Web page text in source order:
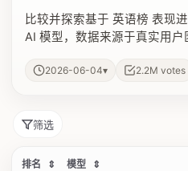
比较并探索基于 英语榜 表现
AI 模型，数据来源于真实用户
2026-06-04▾ 2.2M votes
筛选
排名 ⇕ 模型 ⇕